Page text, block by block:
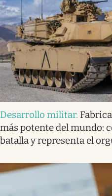
Desarrollo militar.
más potente del mundo:
batalla y representa el